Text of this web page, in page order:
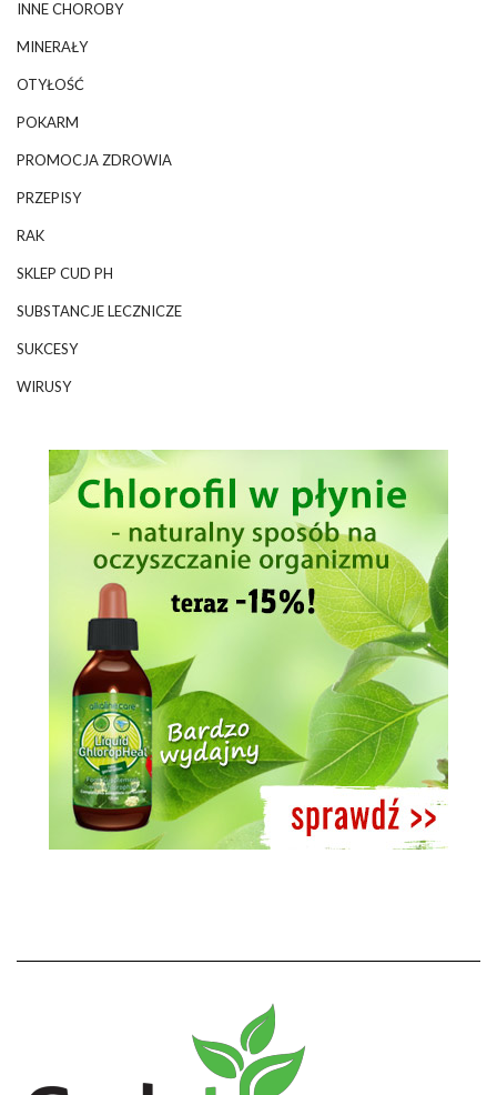
INNE CHOROBY
MINERAŁY
OTYŁOŚĆ
POKARM
PROMOCJA ZDROWIA
PRZEPISY
RAK
SKLEP CUD PH
SUBSTANCJE LECZNICZE
SUKCESY
WIRUSY